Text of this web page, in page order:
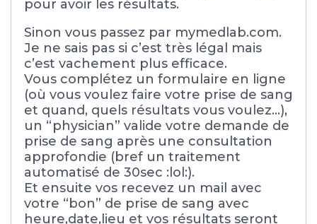
pour avoir les résultats.
Sinon vous passez par mymedlab.com.
Je ne sais pas si c’est très légal mais
c’est vachement plus efficace.
Vous complétez un formulaire en ligne
(où vous voulez faire votre prise de sang
et quand, quels résultats vous voulez…),
un “physician” valide votre demande de
prise de sang après une consultation
approfondie (bref un traitement
automatisé de 30sec :lol:).
Et ensuite vos recevez un mail avec
votre “bon” de prise de sang avec
heure,date,lieu et vos résultats seront